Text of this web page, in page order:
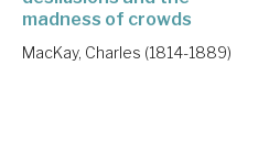
madness of crowds
MacKay, Charles (1814-1889)